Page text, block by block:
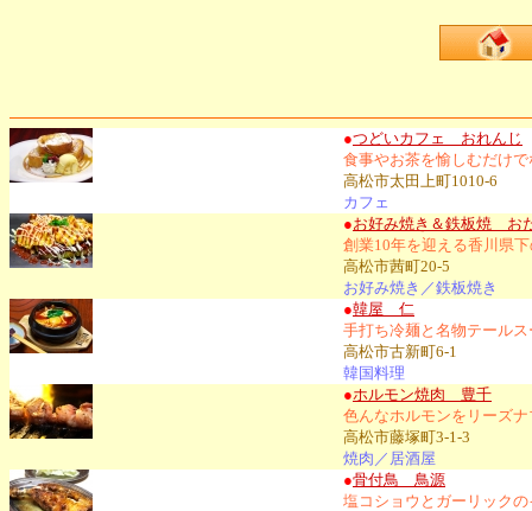
●つどいカフェ おれんじ
食事やお茶を愉しむだけ
高松市太田上町1010-6
カフェ
●お好み焼き＆鉄板焼 お
創業10年を迎える香川県
高松市茜町20-5
お好み焼き／鉄板焼き
●韓屋 仁
手打ち冷麺と名物テール
高松市古新町6-1
韓国料理
●ホルモン焼肉 豊千
色んなホルモンをリーズ
高松市藤塚町3-1-3
焼肉／居酒屋
●骨付鳥 鳥源
塩コショウとガーリック